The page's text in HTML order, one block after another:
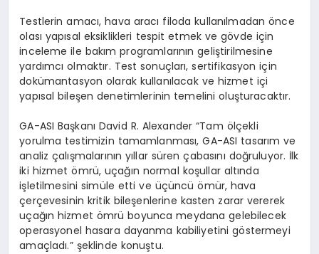
Testlerin amacı, hava aracı filoda kullanılmadanönce
olası yapısal eksiklikleri tespit etmek ve gövde için
inceleme ile bakım programlarının geliştirilmesine
yardımcı olmaktır. Test sonuçları, sertifikasyon için
dokümantasyon olarak kullanılacak ve hizmet içi
yapısal bileşen denetimlerinin temelini oluşturacaktır.
GA-ASI Başkanı David R. Alexander“Tam ölçekli
yorulma testimizin tamamlanması, GA-ASI tasarım ve
analiz çalışmalarının yıllar sürençabasını doğruluyor. İlk
iki hizmetömrü, uçağın normal koşullar altında
işletilmesini simüle etti ve üçüncü ömür, hava
çerçevesinin kritik bileşenlerine kasten zarar vererek
uçağın hizmet ömrü boyunca meydana gelebilecek
operasyonel hasara dayanma kabiliyetini göstermeyi
amaçladı.” şeklinde konuştu.